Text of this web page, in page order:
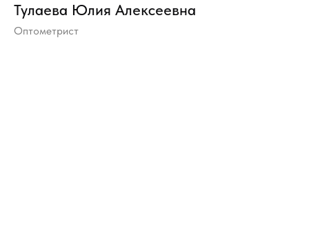
Тулаева Юлия Алексеевна
Оптометрист